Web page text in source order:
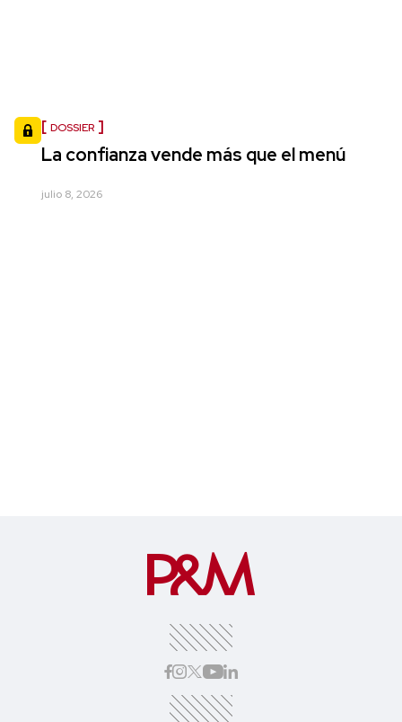
DOSSIER
La confianza vende más que el menú
julio 8, 2026